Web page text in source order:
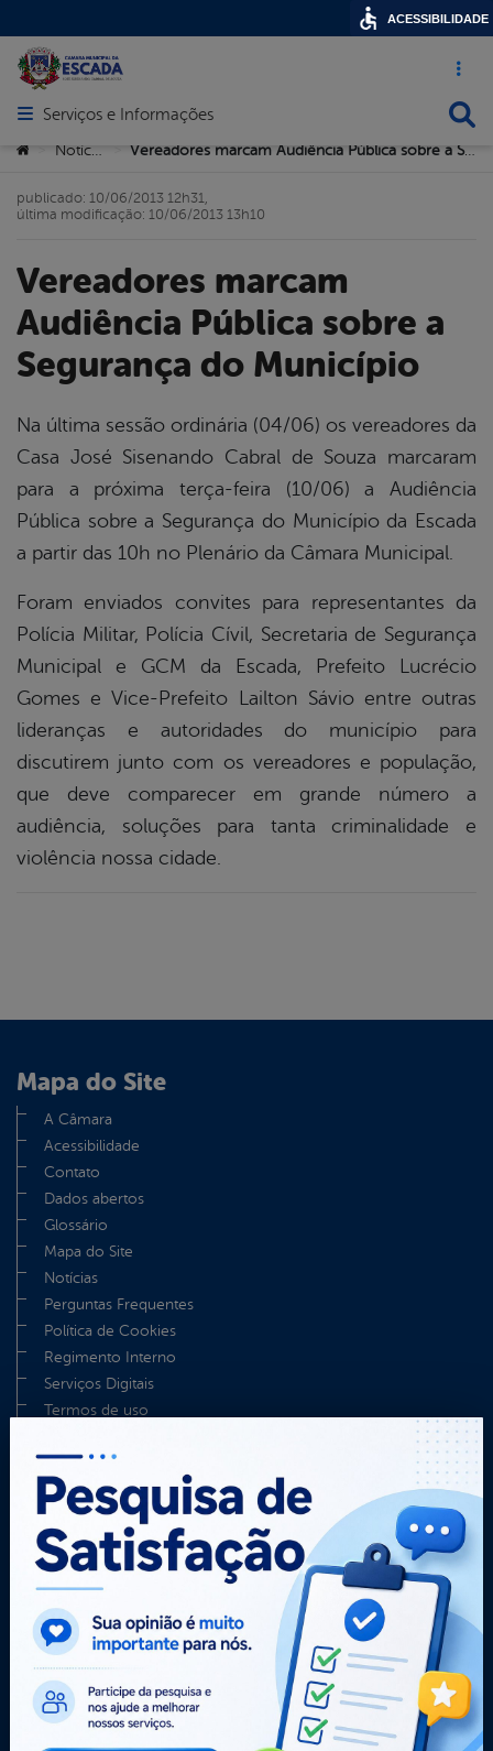
Acesso
Abrir menu principal de navegação
Serviços e Informações
Você está aqui:
> Notícias > Vereadores marcam Audiência Pública sobre a Segurança do Município
Vereadores marcam
Audiência Pública sobre a
Segurança do Município
publicado: 10/06/2013 12h31,
última modificação: 10/06/2013 13h10
Na última sessão ordinária (04/06) os vereadores da
Casa José Sisenando Cabral de Souza marcaram
para a próxima terça-feira (10/06) a Audiência
Pública sobre a Segurança do Município da Escada
a partir das 10h no Plenário da Câmara Municipal.
Foram enviados convites para representantes da
Polícia Militar, Polícia Cívil, Secretaria de Segurança
Municipal e GCM da Escada, Prefeito Lucrécio
Gomes e Vice-Prefeito Lailton Sávio entre outras
lideranças e autoridades do município para
discutirem junto com os vereadores e população,
que deve comparecer em grande número a
audiência, soluções para tanta criminalidade e
violência nossa cidade.
Mapa do Site
A Câmara
Acessibilidade
Contato
Dados abertos
Glossário
Mapa do Site
Notícias
Perguntas Frequentes
Política de Cookies
Regimento Interno
Serviços Digitais
Termos de uso
Portal da
Transparência
Central de Dúvidas
Convênios e
Transferências
Dados Abertos
Despesas
Diárias
Estrutura
Carta de
Serviços
Administração
Ouvidoria e
Informação
E-sic
Como
solicitar
Consulte sua
Solicitação
Decretos
Estatísticas
Formulários
Prazos e
autoridades
ACESSIBILIDADE